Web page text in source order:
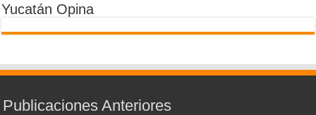
Yucatán Opina
Publicaciones Anteriores